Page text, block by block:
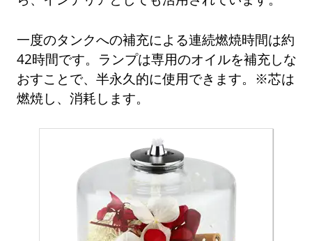
一度のタンクへの補充による連続燃焼時間は約
42時間です。ランプは専用のオイルを補充しな
おすことで、半永久的に使用できます。※芯は
燃焼し、消耗します。